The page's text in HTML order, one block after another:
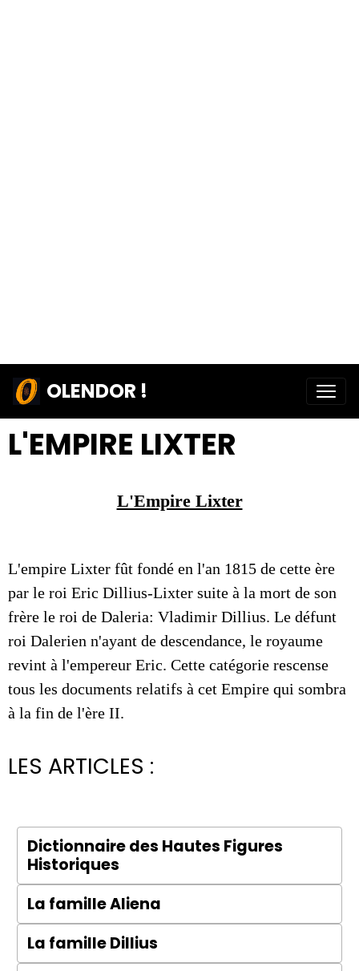
OLENDOR !
L'EMPIRE LIXTER
L'Empire Lixter
L'empire Lixter fût fondé en l'an 1815 de cette ère
par le roi Eric Dillius-Lixter suite à la mort de son
frère le roi de Daleria: Vladimir Dillius. Le défunt
roi Dalerien n'ayant de descendance, le royaume
revint à l'empereur Eric. Cette catégorie rescense
tous les documents relatifs à cet Empire qui sombra
à la fin de l'ère II.
LES ARTICLES :
Dictionnaire des Hautes Figures
Historiques
La famille Aliena
La famille Dillius